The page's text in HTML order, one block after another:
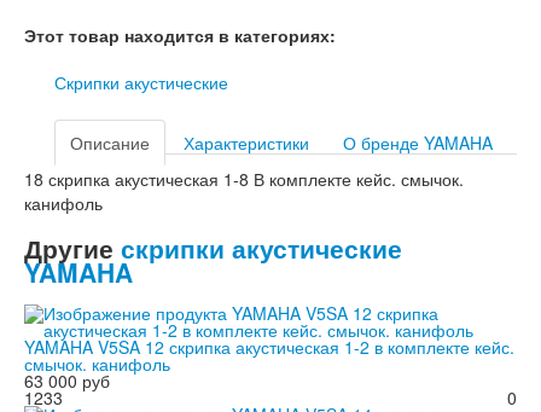
Этот товар находится в категориях:
Скрипки акустические
Описание Характеристики
О бренде YAMAHA
18 скрипка акустическая 1-8 В комплекте кейс. смычок.
канифоль
Другие скрипки акустические
YAMAHA
YAMAHA V5SA 12 скрипка акустическая 1-2 в комплекте кейс.
смычок. канифоль
63 000 руб
0
1233